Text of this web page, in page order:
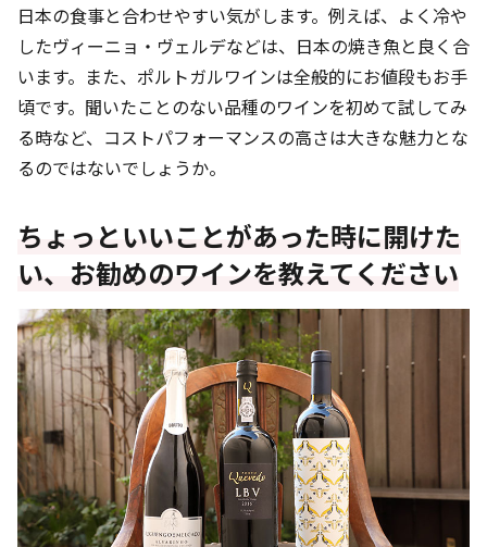
日本の食事と合わせやすい気がします。例えば、よく冷や
したヴィーニョ・ヴェルデなどは、日本の焼き魚と良く合
います。また、ポルトガルワインは全般的にお値段もお手
頃です。聞いたことのない品種のワインを初めて試してみ
る時など、コストパフォーマンスの高さは大きな魅力とな
るのではないでしょうか。
ちょっといいことがあった時に開けた
い、お勧めのワインを教えてください